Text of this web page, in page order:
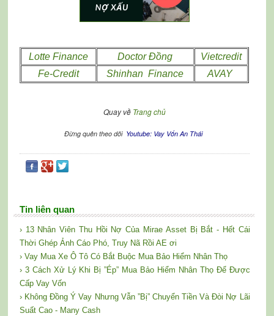
Lotte Finance Doctor Đồng
Vietcredit
Fe-Credit
Shinhan Finance AVAY
Quay về Trang chủ
Đừng quên theo dõi Youtube: Vay Vốn An Thái
Tin liên quan
› 13 Nhân Viên Thu Hồi Nợ Của Mirae Asset Bị Bắt - Hết Cái
Thời Ghép Ảnh Cáo Phó, Truy Nã Rồi AE ơi
› Vay Mua Xe Ô Tô Có Bắt Buộc Mua Bảo Hiểm Nhân Thọ
› 3 Cách Xử Lý Khi Bị ”Ép” Mua Bảo Hiểm Nhân Thọ Để Được
Cấp Vay Vốn
› Không Đồng Ý Vay Nhưng Vẫn ”Bị” Chuyển Tiền Và Đòi Nợ Lãi
Suất Cao - Many Cash